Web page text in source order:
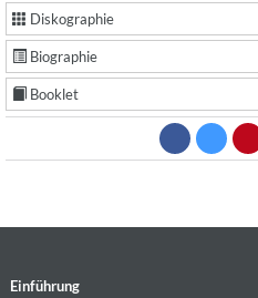
Diskographie
Biographie
Booklet
Einführung